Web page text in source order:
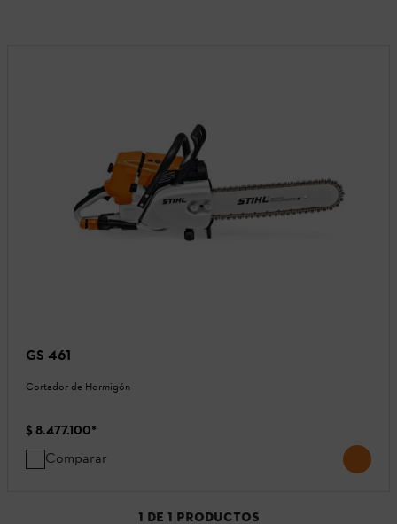
GS 461
Cortador de Hormigón
$ 8.477.100*
Comparar
1 DE 1 PRODUCTOS